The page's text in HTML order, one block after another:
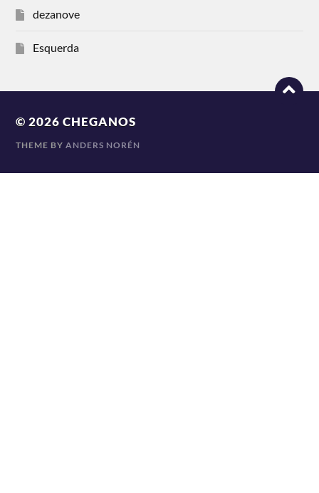
dezanove
Esquerda
© 2026CHEGANOS
THEME BYANDERS NORÉN